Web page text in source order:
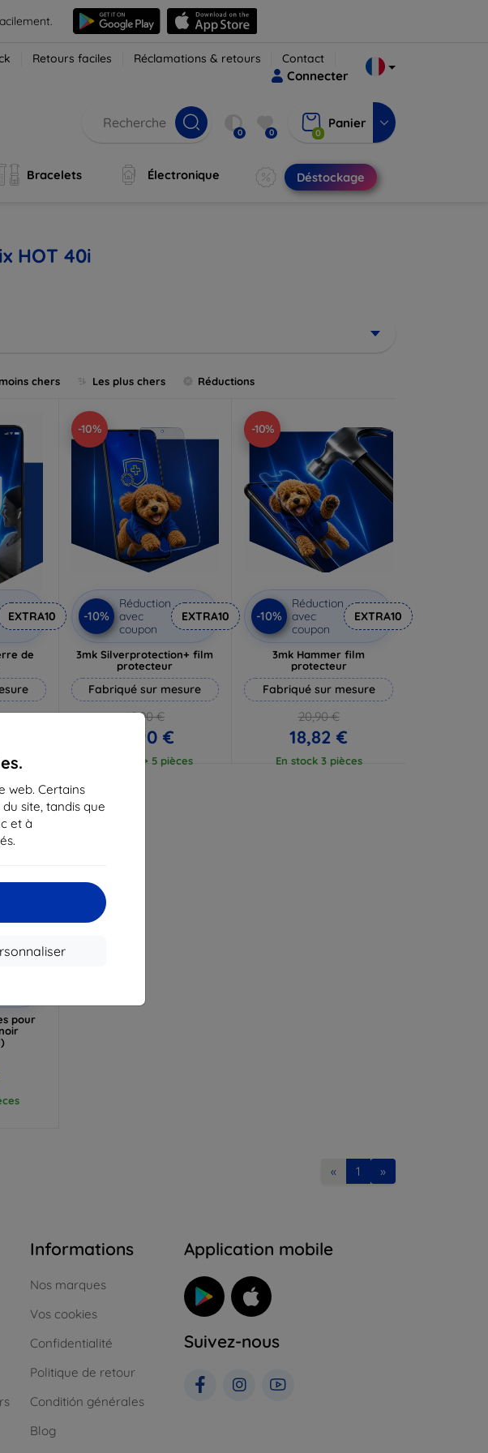
web. Certains
site, tandis que
et à
Retours faciles Réclamations & retours Contact
Connecter
0 0 0
Panier
Bracelets Électronique Déstockage
HOT 40i
chers Les plus chers Réductions
EXTRA10
de
-10%
-10%
Réduction
avec
coupon
EXTRA10
3mk Silverprotection+ film
protecteur
Fabriqué sur mesure
19,90 €
17,90 €
En stock > 5 pièces
-10%
-10%
Réduction
avec
coupon
EXTRA10
3mk Hammer film
protecteur
Fabriqué sur mesure
20,90 €
18,82 €
En stock 3 pièces
pour
« 1 »
Informations
Nos marques
Vos cookies
Confidentialité
Politique de retour
Conditión générales
Blog
Application mobile
Suivez-nous